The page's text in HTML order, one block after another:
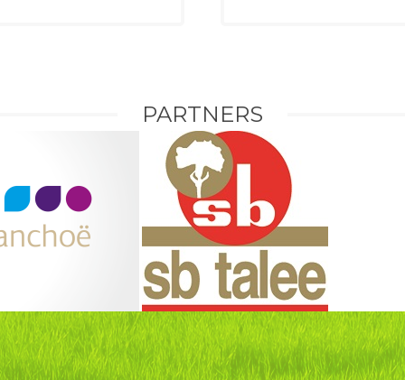
PARTNERS